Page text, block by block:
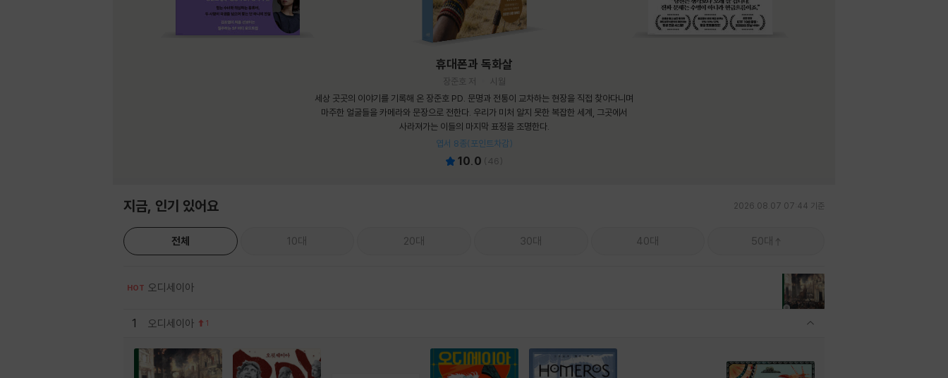
휴대폰과 독화살
장준호 저
시월
세상 곳곳의 이야기를 기록해 온 장준호 PD. 문명과 전통이 교차하는 현장을 직접 찾아다니며
마주한 얼굴들을 카메라와 문장으로 전한다. 우리가 미처 알지 못한 복잡한 세계, 그곳에서
사라져가는 이들의 마지막 표정을 조명한다.
엽서 8종(포인트차감)
10.0 (46)
지금, 인기 있어요 2026.08.07 07:44 기준
전체 10대 20대 30대 40대 50대
HOT 오디세이아
1 오디세이아 1